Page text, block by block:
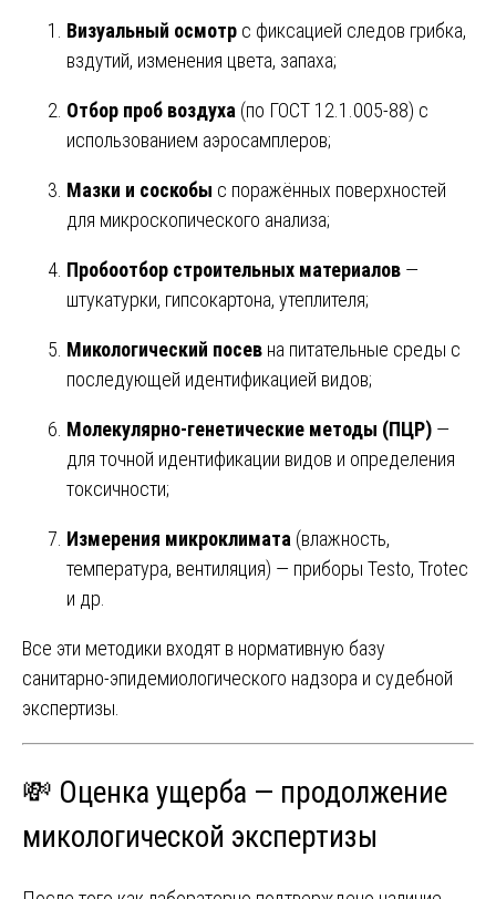
Визуальный осмотр с фиксацией следов грибка,
вздутий, изменения цвета, запаха;
Отбор проб воздуха (по ГОСТ 12.1.005-88) с
использованием аэросамплеров;
Мазки и соскобы с поражённых поверхностей
для микроскопического анализа;
Пробоотбор строительных материалов —
штукатурки, гипсокартона, утеплителя;
Микологический посев на питательные среды с
последующей идентификацией видов;
Молекулярно-генетические методы (ПЦР) —
для точной идентификации видов и определения
токсичности;
Измерения микроклимата (влажность,
температура, вентиляция) — приборы Testo, Trotec
и др.
Все эти методики входят в нормативную базу
санитарно-эпидемиологического надзора и судебной
экспертизы.
💸 Оценка ущерба — продолжение
микологической экспертизы